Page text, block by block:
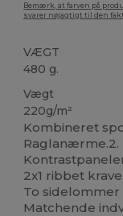
Bemærk, at farven på
svarer nøjagtigt til den
VÆGT
480 g.
Vægt
220g/m²
Kombineret
Raglanærme.2.
2x1 ribbet krave,
To sidelommer
Matchende